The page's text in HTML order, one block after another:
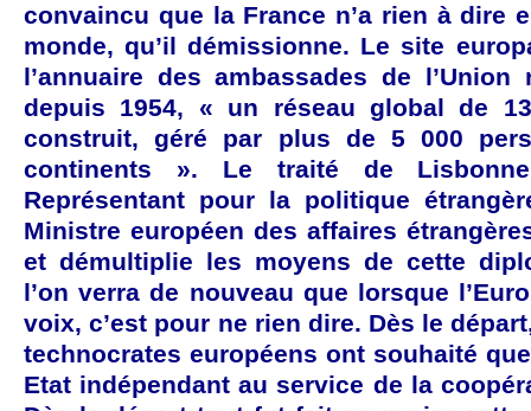
convaincu que la France n’a rien à dire
monde, qu’il démissionne. Le site
l’annuaire des ambassades de l’Union
depuis 1954, « un réseau global de
construit, géré par plus de 5 000
continents ». Le traité de
Représentant pour la politique
Ministre européen des affaires
et démultiplie les moyens de cette
l’on verra de nouveau que lorsque
voix, c’est pour ne rien dire. Dès le
technocrates européens ont souhaité
Etat indépendant au service de la